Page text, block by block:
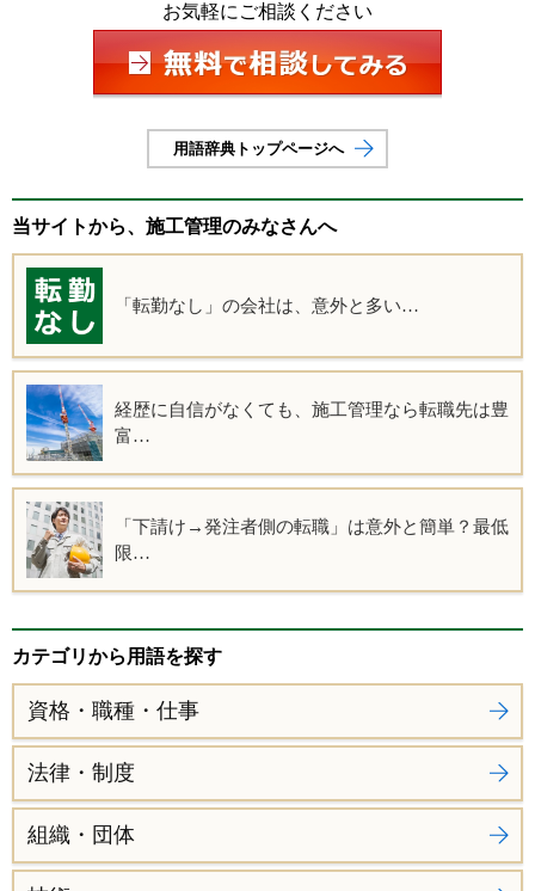
お気軽にご相談ください
用語辞典トップページへ
当サイトから、施工管理のみなさんへ
「転勤なし」の会社は、意外と多い…
経歴に自信がなくても、施工管理なら転職先は豊
富…
「下請け→発注者側の転職」は意外と簡単？最低
限…
カテゴリから用語を探す
資格・職種・仕事
法律・制度
組織・団体